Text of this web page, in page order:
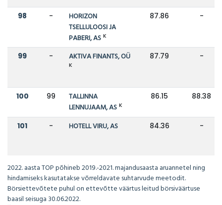
98 -
HORIZON
TSELLULOOSI JA
PABERI, AS K
87.86 -
99 - AKTIVA FINANTS, OÜ
K
87.79 -
100 99
TALLINNA
LENNUJAAM, AS K
86.15 88.38
101 - HOTELL VIRU, AS 84.36 -
2022. aasta TOP põhineb 2019.-2021. majandusaasta aruannetel ning
hindamiseks kasutatakse võrreldavate suhtarvude meetodit.
Börsiettevõtete puhul on ettevõtte väärtus leitud börsiväärtuse
baasil seisuga 30.06.2022.